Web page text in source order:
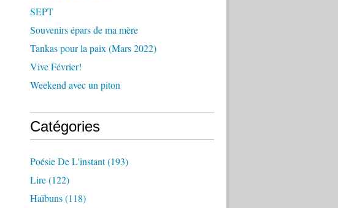
SEPT
Souvenirs épars de ma mère
Tankas pour la paix (Mars 2022)
Vive Février!
Weekend avec un piton
Catégories
Poésie De L'instant(193)
Lire(122)
Haïbuns(118)